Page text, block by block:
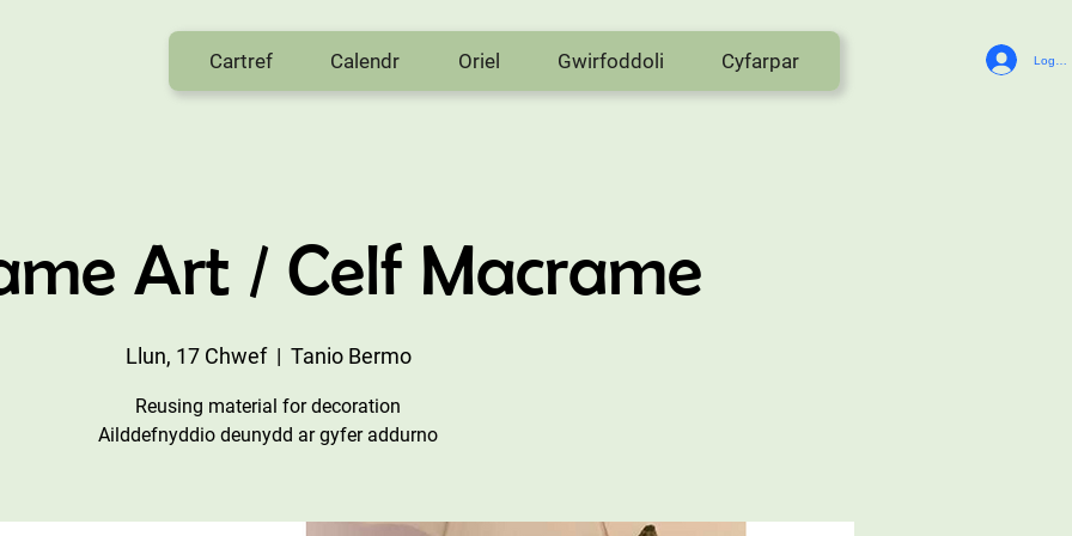
Cartref Calendr Oriel Gwirfoddoli Cyfarpar Log In
Art / Celf Macrame
Llun, 17 Chwef
  |
Tanio Bermo
Reusing material for decoration
Ailddefnyddio deunydd ar gyfer addurno